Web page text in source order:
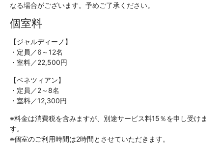
なる場合がございます。予めご了承ください。
個室料
【ジャルディーノ】
・定員／6～12名
・室料／22,500円
【ベネツィアン】
・定員／2～8名
・室料／12,300円
※料金は消費税を含みますが、別途サービス料15％を申し受けま
す。
※個室のご利用時間は2時間とさせていただきます。